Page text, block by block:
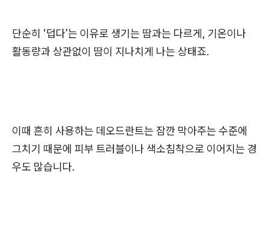
단순히 ‘덥다’는 이유로 생기는 땀과는 다르게, 기온이나
활동량과 상관없이 땀이 지나치게 나는 상태죠.
이때 흔히 사용하는 데오드란트는 잠깐 막아주는 수준에
그치기 때문에 피부 트러블이나 색소침착으로 이어지는 경
우도 많습니다.